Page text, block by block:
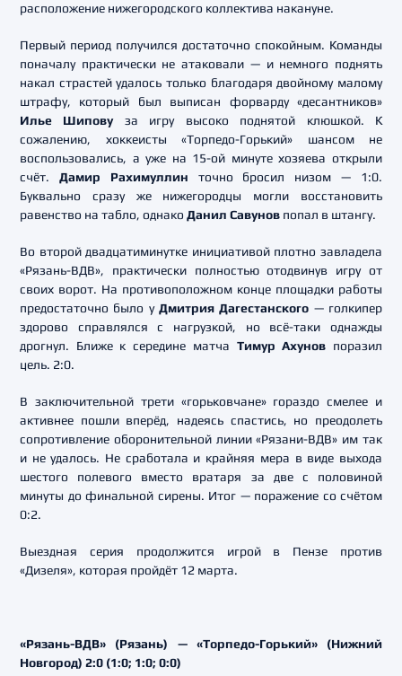
расположение нижегородского коллектива накануне.
Первый период получился достаточно спокойным. Команды
поначалу практически не атаковали — и немного поднять
накал страстей удалось только благодаря двойному малому
штрафу, который был выписан форварду «десантников»
Илье Шиповуза игру высоко поднятой клюшкой. К
сожалению, хоккеисты «Торпедо-Горький» шансом не
воспользовались, а уже на 15-ой минуте хозяева открыли
счёт. Дамир Рахимуллин точно бросил низом — 1:0.
Буквально сразу же нижегородцы могли восстановить
равенство на табло, однако Данил Савунов попал в штангу.
Во второй двадцатиминутке инициативой плотно завладела
«Рязань-ВДВ», практически полностью отодвинув игру от
своих ворот. На противоположном конце площадки работы
предостаточно было у Дмитрия Дагестанского — голкипер
здорово справлялся с нагрузкой, но всё-таки однажды
дрогнул. Ближе к середине матча Тимур Ахунов поразил
цель. 2:0.
В заключительной трети «горьковчане» гораздо смелее и
активнее пошли вперёд, надеясь спастись, но преодолеть
сопротивление оборонительной линии «Рязани-ВДВ» им так
и не удалось. Не сработала и крайняя мера в виде выхода
шестого полевого вместо вратаря за две с половиной
минуты до финальной сирены. Итог — поражение со счётом
0:2.
Выездная серия продолжится игрой в Пензе против
«Дизеля», которая пройдёт 12 марта.
«Рязань-ВДВ» (Рязань) — «Торпедо-Горький» (Нижний
Новгород) 2:0 (1:0; 1:0; 0:0)